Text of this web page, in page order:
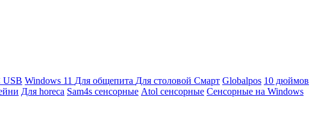
USB Windows 11 Для общепита Для столовой Смарт Globalpos 10 дюймов
Для horeca Sam4s сенсорные Atol сенсорные Сенсорные на Windows